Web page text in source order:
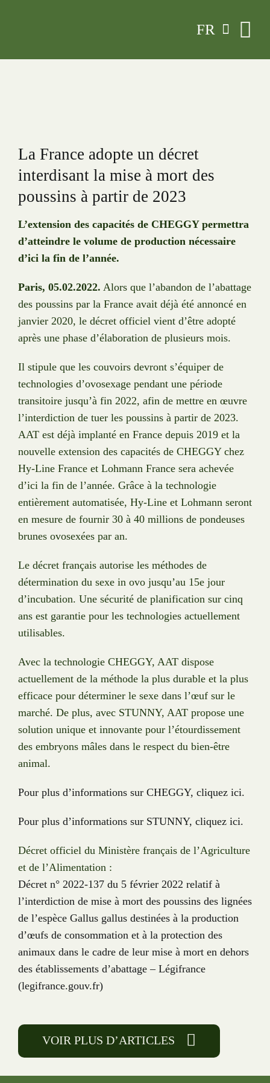
FR
La France adopte un décret
interdisant la mise à mort des
poussins à partir de 2023
L’extension des capacités de CHEGGY permettra
d’atteindre le volume de production nécessaire
d’ici la fin de l’année.
Paris, 05.02.2022. Alors que l’abandon de l’abattage
des poussins par la France avait déjà été annoncé en
janvier 2020, le décret officiel vient d’être adopté
après une phase d’élaboration de plusieurs mois.
Il stipule que les couvoirs devront s’équiper de
technologies d’ovosexage pendant une période
transitoire jusqu’à fin 2022, afin de mettre en œuvre
l’interdiction de tuer les poussins à partir de 2023.
AAT est déjà implanté en France depuis 2019 et la
nouvelle extension des capacités de CHEGGY chez
Hy-Line France et Lohmann France sera achevée
d’ici la fin de l’année. Grâce à la technologie
entièrement automatisée, Hy-Line et Lohmann seront
en mesure de fournir 30 à 40 millions de pondeuses
brunes ovosexées par an.
Le décret français autorise les méthodes de
détermination du sexe in ovo jusqu’au 15e jour
d’incubation. Une sécurité de planification sur cinq
ans est garantie pour les technologies actuellement
utilisables.
Avec la technologie CHEGGY, AAT dispose
actuellement de la méthode la plus durable et la plus
efficace pour déterminer le sexe dans l’œuf sur le
marché. De plus, avec STUNNY, AAT propose une
solution unique et innovante pour l’étourdissement
des embryons mâles dans le respect du bien-être
animal.
Pour plus d’informations sur CHEGGY, cliquez ici.
Pour plus d’informations sur STUNNY, cliquez ici.
Décret officiel du Ministère français de l’Agriculture
et de l’Alimentation :
Décret n° 2022-137 du 5 février 2022 relatif à
l’interdiction de mise à mort des poussins des lignées
de l’espèce Gallus gallus destinées à la production
d’œufs de consommation et à la protection des
animaux dans le cadre de leur mise à mort en dehors
des établissements d’abattage – Légifrance
(legifrance.gouv.fr)
VOIR PLUS D’ARTICLES